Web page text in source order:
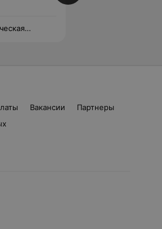
Вакансии
Партнеры